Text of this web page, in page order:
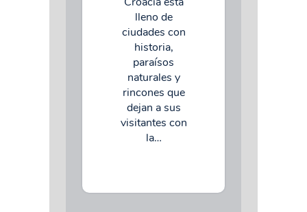
lleno de
ciudades con
historia,
paraísos
naturales y
rincones que
dejan a sus
visitantes con
la…